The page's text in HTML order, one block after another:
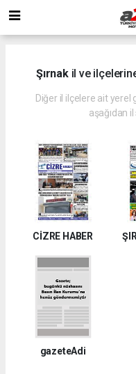
Şırnakil ve
Diğer il ilçelere ait
aşağıdan
CİZRE HABER
gazeteAdi